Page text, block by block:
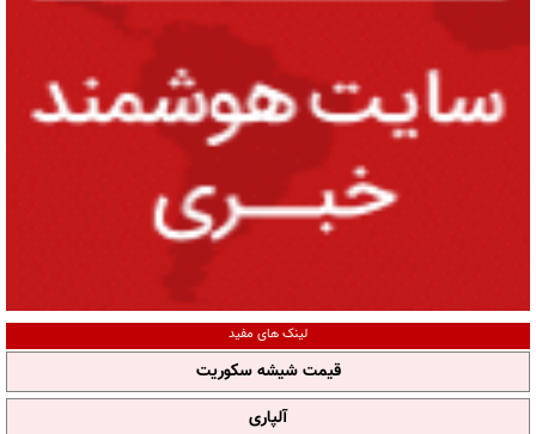
لینک های مفید
قیمت شیشه سکوریت
آلپاری